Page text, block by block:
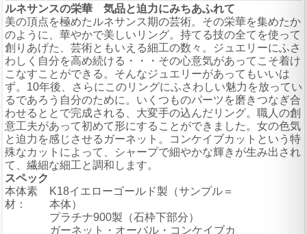
ルネサンスの栄華 気品と迫力にみちあふれて
美の頂点を極めたルネサンス期の芸術。その栄華を集めたか
のように、華やかで美しいリング。持てる技の全てを使って
創りあげた、芸術ともいえる細工の数々。ジュエリーにふさ
わしく自分を高め続ける・・・その心意気があってこそ着け
こなすことができる。そんなジュエリーがあってもいいは
ず。10年後、さらにこのリングにふさわしい魅力を放ってい
るであろう自分のために。いくつものパーツを磨きつなぎ合
わせるととで完成される、大変手の込んだリング。職人の創
意工夫があって初めて形にすることができました。女の色気
と迫力を感じさせるガーネット。コンケイブカットという特
殊なカットによって、シャープで細やかな輝きが生み出され
て、繊細な細工と調和します。
スペック
本体素
材：
K18イエローゴールド製（サンプル＝
本体）
プラチナ900製（石枠下部分）
ガーネット・オーバル・コンケイブカ